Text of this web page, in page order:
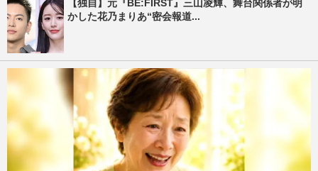
【独自】元『BE:FIRST』三山凌輝、舞台関係者が明
かした花乃まりあ“密会報道...